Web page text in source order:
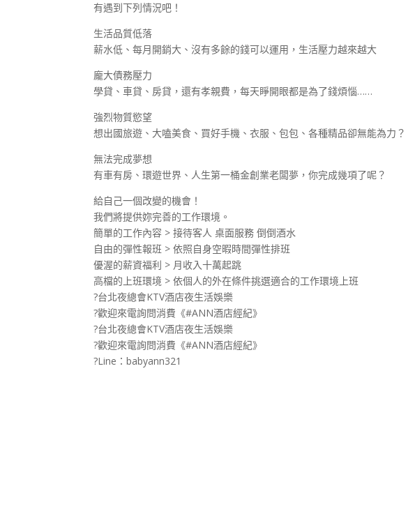
有遇到下列情況吧！
生活品質低落
薪水低、每月開銷大、沒有多餘的錢可以運用，生活壓力越來越大
龐大債務壓力
學貸、車貸、房貸，還有孝親費，每天睜開眼都是為了錢煩惱……
強烈物質慾望
想出國旅遊、大嗑美食、買好手機、衣服、包包、各種精品卻無能為力？
無法完成夢想
有車有房、環遊世界、人生第一桶金創業老闆夢，你完成幾項了呢？
給自己一個改變的機會！
我們將提供妳完善的工作環境。
簡單的工作內容 > 接待客人 桌面服務 倒倒酒水
自由的彈性報班 > 依照自身空暇時間彈性排班
優渥的薪資福利 > 月收入十萬起跳
高檔的上班環境 > 依個人的外在條件挑選適合的工作環境上班
?台北夜總會KTV酒店夜生活娛樂
?歡迎來電詢問消費《#ANN酒店經紀》
?台北夜總會KTV酒店夜生活娛樂
?歡迎來電詢問消費《#ANN酒店經紀》
?Line：babyann321